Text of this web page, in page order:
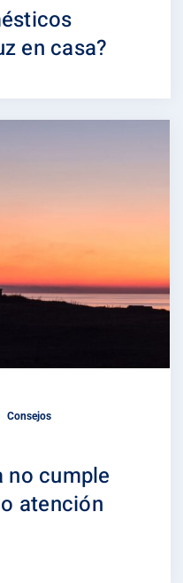
en casa?
Consejos
cumple
atención